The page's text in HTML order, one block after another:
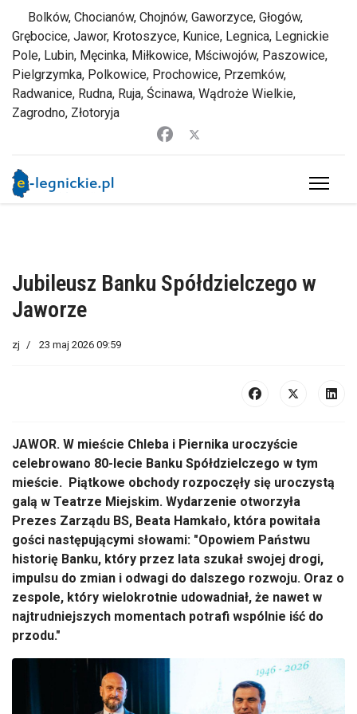
Bolków, Chocianów, Chojnów, Gaworzyce, Głogów,
Grębocice, Jawor, Krotoszyce, Kunice, Legnica, Legnickie
Pole, Lubin, Męcinka, Miłkowice, Mściwojów, Paszowice,
Pielgrzymka, Polkowice, Prochowice, Przemków,
Radwanice, Rudna, Ruja, Ścinawa, Wądroże Wielkie,
Zagrodno, Złotoryja
Jubileusz Banku Spółdzielczego w
Jaworze
zj 23 maj 2026 09:59
JAWOR. W mieście Chleba i Piernika uroczyście
celebrowano 80-lecie Banku Spółdzielczego w tym
mieście. Piątkowe obchody rozpoczęły się uroczystą
galą w Teatrze Miejskim. Wydarzenie otworzyła
Prezes Zarządu BS, Beata Hamkało, która powitała
gości następującymi słowami: "Opowiem Państwu
historię Banku, który przez lata szukał swojej drogi,
impulsu do zmian i odwagi do dalszego rozwoju. Oraz o
zespole, który wielokrotnie udowadniał, że nawet w
najtrudniejszych momentach potrafi wspólnie iść do
przodu."